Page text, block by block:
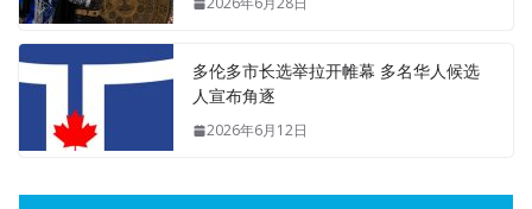
多伦多市长选举拉开帷幕 多名华人候选
人宣布角逐
2026年6月12日